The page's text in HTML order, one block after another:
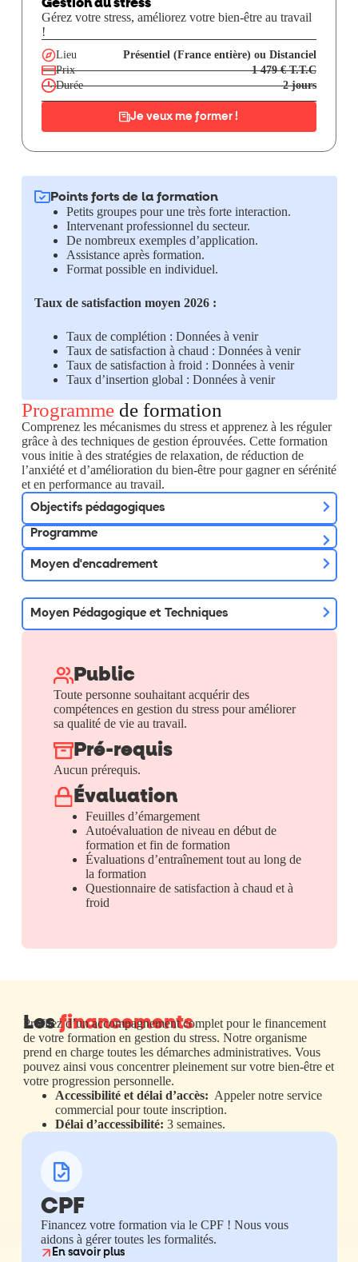
Points forts de la formation
Petits groupes pour une très forte interaction.
Intervenant professionnel du secteur.
De nombreux exemples d’application.
Assistance après formation.
Format possible en individuel.
Taux de satisfaction moyen 2026 :
Taux de complétion : Données à venir
Taux de satisfaction à chaud : Données à venir
Taux de satisfaction à froid : Données à venir
Taux d’insertion global : Données à venir
Programmede formation
Comprenez les mécanismes du stress et apprenez à les réguler
grâce à des techniques de gestion éprouvées. Cette formation
vous initie à des stratégies de relaxation, de réduction de
l’anxiété et d’amélioration du bien-être pour gagner en sérénité
et en performance au travail.
Objectifs pédagogiques
Programme
Moyen d'encadrement
Moyen Pédagogique et Techniques
Public
Toute personne souhaitant acquérir des
compétences en gestion du stress pour améliorer
sa qualité de vie au travail.
Pré-requis
Aucun prérequis.
Évaluation
Feuilles d’émargement
Autoévaluation de niveau en début de
formation et fin de formation
Évaluations d’entraînement tout au long de
la formation
Questionnaire de satisfaction à chaud et à
froid
Lesfinancements
Profitez d’un accompagnement complet pour le financement
de votre formation en gestion du stress. Notre organisme
prend en charge toutes les démarches administratives. Vous
pouvez ainsi vous concentrer pleinement sur votre bien-être et
votre progression personnelle.
Accessibilité et délai d’accès: Appeler notre service
commercial pour toute inscription.
Délai d’accessibilité: 3 semaines.
CPF
Financez votre formation via le CPF ! Nous vous
aidons à gérer toutes les formalités.
En savoir plus
Gestion du stress
Gérez votre stress, améliorez votre bien-être au travail
!
Lieu
Présentiel (France entière) ou Distanciel
Prix
1 479 € T.T.C
Durée
2 jours
Je veux me former !